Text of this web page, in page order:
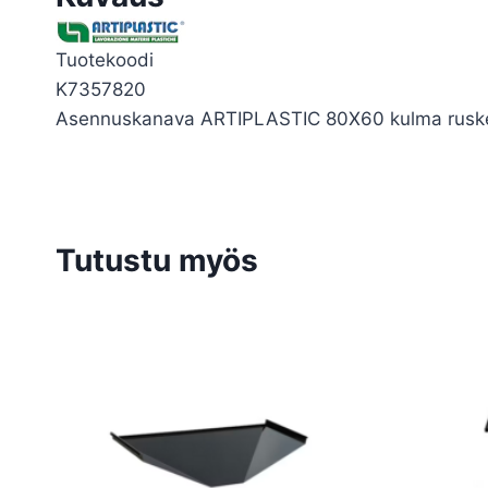
Tuotekoodi
K7357820
Asennuskanava ARTIPLASTIC 80X60 kulma
Tutustu myös